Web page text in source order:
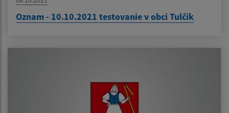
Oznam - 10.10.2021 testovanie v obci Tulčík